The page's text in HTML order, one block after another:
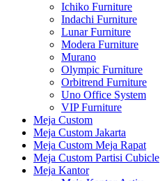
Ichiko Furniture
Indachi Furniture
Lunar Furniture
Modera Furniture
Murano
Olympic Furniture
Orbitrend Furniture
Uno Office System
VIP Furniture
Meja Custom
Meja Custom Jakarta
Meja Custom Meja Rapat
Meja Custom Partisi Cubicle
Meja Kantor